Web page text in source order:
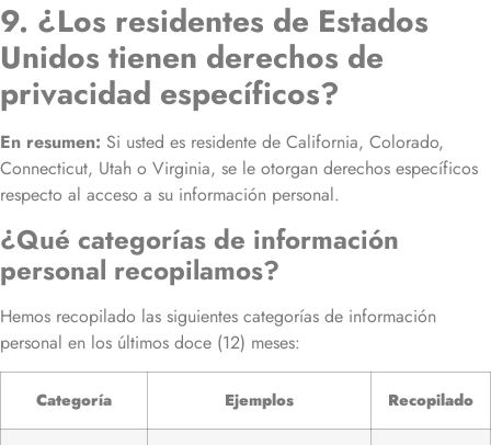
9. ¿Los residentes de Estados
Unidos tienen derechos de
privacidad específicos?
En resumen: Si usted es residente de California, Colorado,
Connecticut, Utah o Virginia, se le otorgan derechos específicos
respecto al acceso a su información personal.
¿Qué categorías de información
personal recopilamos?
Hemos recopilado las siguientes categorías de información
personal en los últimos doce (12) meses:
Categoría Ejemplos Recopilado